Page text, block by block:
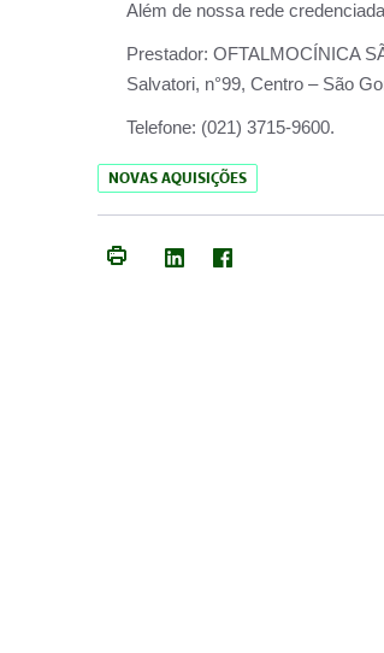
Além de nossa rede
Prestador:
Salvatori, n°99, Centro – São
Telefone: (021) 3715-9600.
NOVAS AQUISIÇÕES